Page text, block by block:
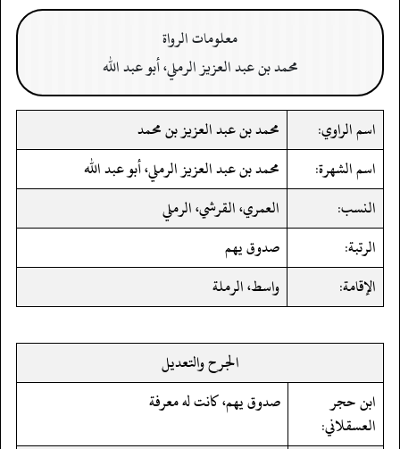
معلومات الرواة
محمد بن عبد العزيز الرملي، أبو عبد الله
اسم الراوي:
محمد بن عبد العزيز بن محمد
اسم الشهرة:
محمد بن عبد العزيز الرملي، أبو عبد الله
النسب:
العمري، القرشي، الرملي
الرتبة:
صدوق يهم
الإقامة:
واسط، الرملة
الجرح والتعديل
ابن حجر
العسقلاني:
صدوق يهم، كانت له معرفة